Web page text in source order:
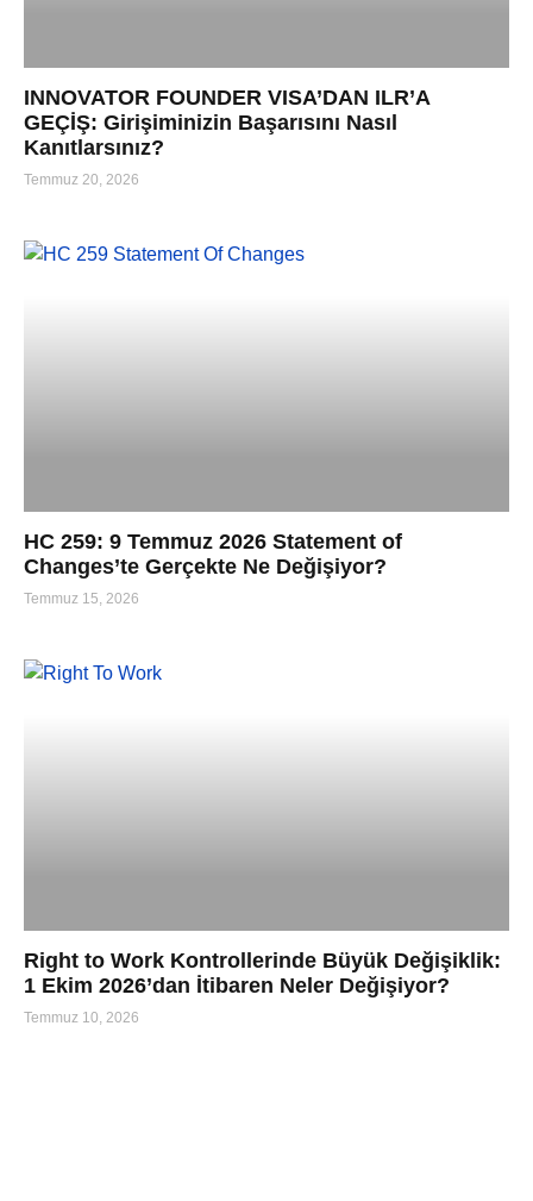
INNOVATOR FOUNDER VISA’DAN ILR’A
GEÇİŞ: Girişiminizin Başarısını Nasıl
Kanıtlarsınız?
Temmuz 20, 2026
HC 259: 9 Temmuz 2026 Statement of
Changes’te Gerçekte Ne Değişiyor?
Temmuz 15, 2026
Right to Work Kontrollerinde Büyük Değişiklik:
1 Ekim 2026’dan İtibaren Neler Değişiyor?
Temmuz 10, 2026